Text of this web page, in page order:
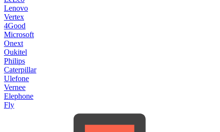
Lenovo
Vertex
4Good
Microsoft
Onext
Oukitel
Philips
Caterpillar
Ulefone
Vernee
Elephone
Fly